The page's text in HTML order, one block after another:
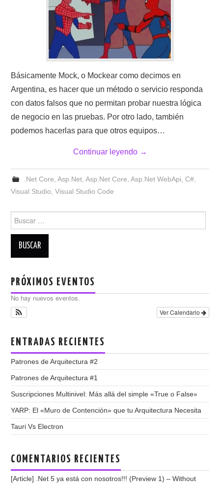
Básicamente Mock, o Mockear como decimos en
Argentina, es hacer que un método o servicio responda
con datos falsos que no permitan probar nuestra lógica
de negocio en las pruebas. Por otro lado, también
podemos hacerlas para que otros equipos…
Continuar leyendo →
.Net Core, Asp.Net, Asp.Net Core, Asp.Net WebApi, C#,
Visual Studio,Visual Studio Code
Buscar:
PRÓXIMOS EVENTOS
No hay nuevos eventos.
Ver Calendario
ENTRADAS RECIENTES
Patrones de Arquitectura #2
Patrones de Arquitectura #1
Suscripciones Multinivel: Más allá del simple «True o False»
YARP: El «Muro de Contención» que tu Arquitectura Necesita
Tauri Vs Electron
COMENTARIOS RECIENTES
[Article] .Net 5 ya está con nosotros!!! (Preview 1) – Without